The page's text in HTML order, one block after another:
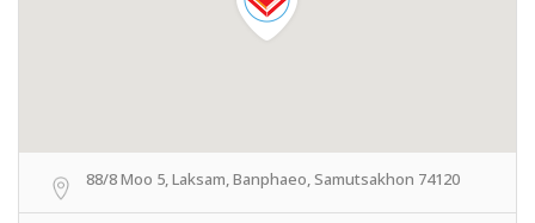
88/8 Moo 5, Laksam, Banphaeo, Samutsakhon 74120